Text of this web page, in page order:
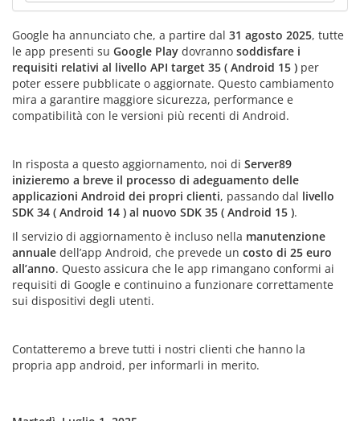
Google ha annunciato che, a partire dal 31 agosto 2025, tutte
le app presenti su Google Play dovranno soddisfare i
requisiti relativi al livello API target 35 ( Android 15 ) per
poter essere pubblicate o aggiornate. Questo cambiamento
mira a garantire maggiore sicurezza, performance e
compatibilità con le versioni più recenti di Android.
In risposta a questo aggiornamento, noi di Server89
inizieremo a breve il processo di adeguamento delle
applicazioni Android dei propri clienti, passando dal livello
SDK 34 ( Android 14 ) al nuovo SDK 35 ( Android 15 ).
Il servizio di aggiornamento è incluso nella manutenzione
annuale dell’app Android, che prevede un costo di 25 euro
all’anno. Questo assicura che le app rimangano conformi ai
requisiti di Google e continuino a funzionare correttamente
sui dispositivi degli utenti.
Contatteremo a breve tutti i nostri clienti che hanno la
propria app android, per informarli in merito.